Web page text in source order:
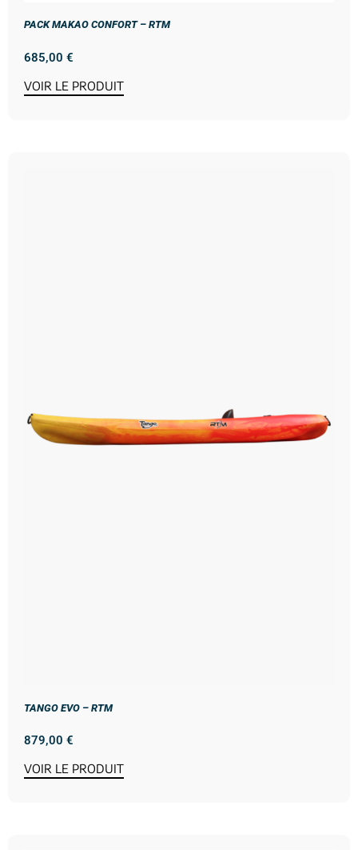
PACK MAKAO CONFORT – RTM
685,00 €
VOIR LE PRODUIT
TANGO EVO – RTM
879,00 €
VOIR LE PRODUIT